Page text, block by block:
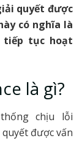
quyết được
có nghĩa là
tiếp tục hoạt
là gì?
chịu lỗi
được vấn